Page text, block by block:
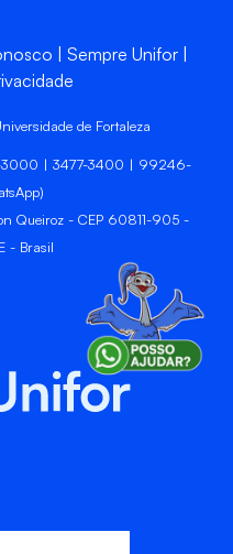
Sempre Unifor
de Fortaleza
3000 | 3477-3400 | 99246-
Queiroz - CEP 60811-905 -
- Brasil